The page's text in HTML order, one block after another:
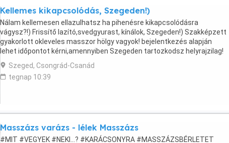
Kellemes kikapcsolódás, Szegeden!)
Nálam kellemesen ellazulhatsz ha pihenésre kikapcsolódásra
vágysz?!) Frissítő lazító,svedgyurast, kínálok, Szegeden!) Szakképzett
gyakorlott okleveles masszor hölgy vagyok! bejelentkezés alapján
lehet időpontot kérni,amennyiben Szegeden tartozkodsz helyrajzilag!
Bejelentkezés: napközben, hétvégén megbeszélés ...
Szeged, Csongrád-Csanád
tegnap 10:39
Masszázs varázs - lélek Masszázs
#MIT #VEGYEK #NEKI...? #KARÁCSONYRA #MASSZÁZSBÉRLETET